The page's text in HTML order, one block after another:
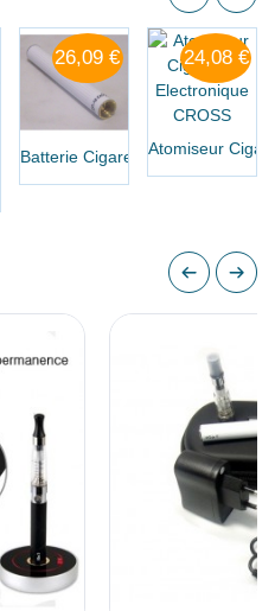
Batterie Cigarette...
26,09 €
Atomiseur
24,08 €